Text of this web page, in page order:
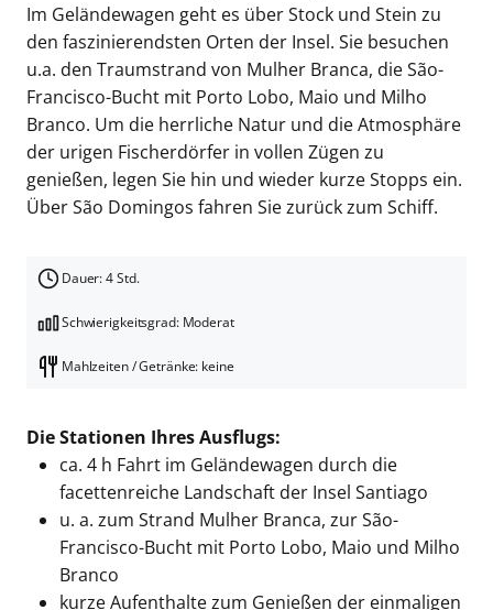
Im Geländewagen geht es über Stock und Stein zu
den faszinierendsten Orten der Insel. Sie besuchen
u.a. den Traumstrand von Mulher Branca, die São-
Francisco-Bucht mit Porto Lobo, Maio und Milho
Branco. Um die herrliche Natur und die Atmosphäre
der urigen Fischerdörfer in vollen Zügen zu
genießen, legen Sie hin und wieder kurze Stopps ein.
Über São Domingos fahren Sie zurück zum Schiff.
Dauer: 4 Std.
Schwierigkeitsgrad: Moderat
Mahlzeiten / Getränke: keine
Die Stationen Ihres Ausflugs:
ca. 4 h Fahrt im Geländewagen durch die
facettenreiche Landschaft der Insel Santiago
u. a. zum Strand Mulher Branca, zur São-
Francisco-Bucht mit Porto Lobo, Maio und Milho
Branco
kurze Aufenthalte zum Genießen der einmaligen